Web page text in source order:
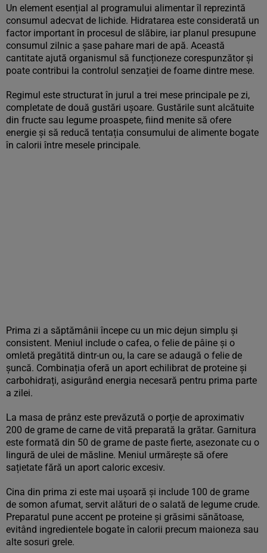
Un element esențial al programului alimentar îl reprezintă
consumul adecvat de lichide. Hidratarea este considerată un
factor important în procesul de slăbire, iar planul presupune
consumul zilnic a șase pahare mari de apă. Această
cantitate ajută organismul să funcționeze corespunzător și
poate contribui la controlul senzației de foame dintre mese.
Regimul este structurat în jurul a trei mese principale pe zi,
completate de două gustări ușoare. Gustările sunt alcătuite
din fructe sau legume proaspete, fiind menite să ofere
energie și să reducă tentația consumului de alimente bogate
în calorii între mesele principale.
Prima zi a săptămânii începe cu un mic dejun simplu și
consistent. Meniul include o cafea, o felie de pâine și o
omletă pregătită dintr-un ou, la care se adaugă o felie de
șuncă. Combinația oferă un aport echilibrat de proteine și
carbohidrați, asigurând energia necesară pentru prima parte
a zilei.
La masa de prânz este prevăzută o porție de aproximativ
200 de grame de carne de vită preparată la grătar. Garnitura
este formată din 50 de grame de paste fierte, asezonate cu o
lingură de ulei de măsline. Meniul urmărește să ofere
sațietate fără un aport caloric excesiv.
Cina din prima zi este mai ușoară și include 100 de grame
de somon afumat, servit alături de o salată de legume crude.
Preparatul pune accent pe proteine și grăsimi sănătoase,
evitând ingredientele bogate în calorii precum maioneza sau
alte sosuri grele.